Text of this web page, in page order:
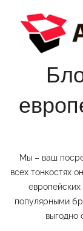
содержимому
Мы – ваш
всех тонкостях
популярными
выгодно